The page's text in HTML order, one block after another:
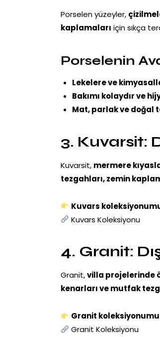
Porselen yüzeyler,
kaplamaları için sıkça
Porselenin
Lekelere ve
Bakımı kolaydır ve
Mat, parlak ve doğal
3. Kuvarsit:
Kuvarsit, mermere
tezgahları, zemin
Kuvars
Kuvars Koleksiyonu
4. Granit:
Granit,villa projelerinde
kenarları ve mutfak
Granit
Granit Koleksiyonu